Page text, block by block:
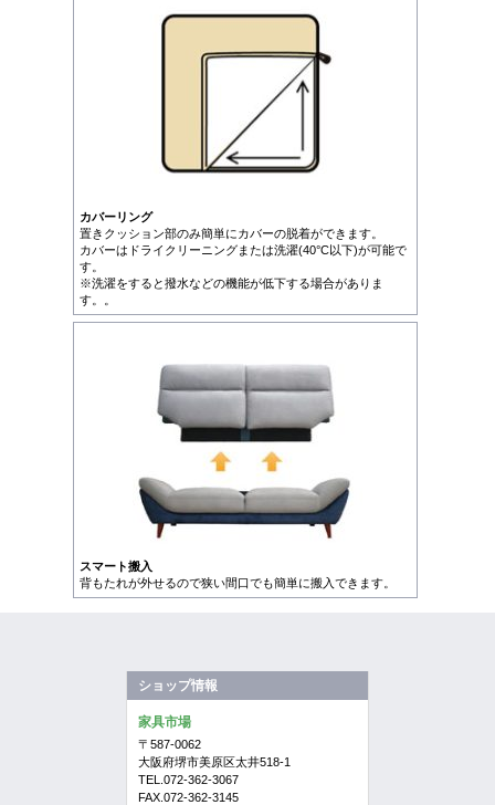
カバーリング
置きクッション部のみ簡単にカバーの脱着ができます。
カバーはドライクリーニングまたは洗濯(40°C以下)が可能で
す。
※洗濯をすると撥水などの機能が低下する場合がありま
す。。
スマート搬入
背もたれが外せるので狭い間口でも簡単に搬入できます。
ショップ情報
家具市場
〒587-0062
大阪府堺市美原区太井518-1
TEL.072-362-3067
FAX.072-362-3145